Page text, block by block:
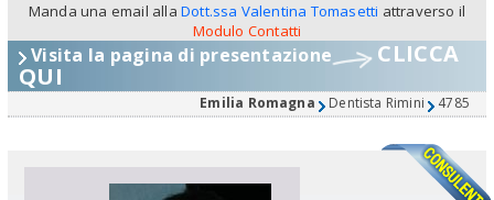
Manda una email alla Dott.ssa Valentina Tomasetti attraverso il
Modulo Contatti
Visita la pagina di presentazione CLICCA
QUI
Emilia Romagna Dentista Rimini 4785